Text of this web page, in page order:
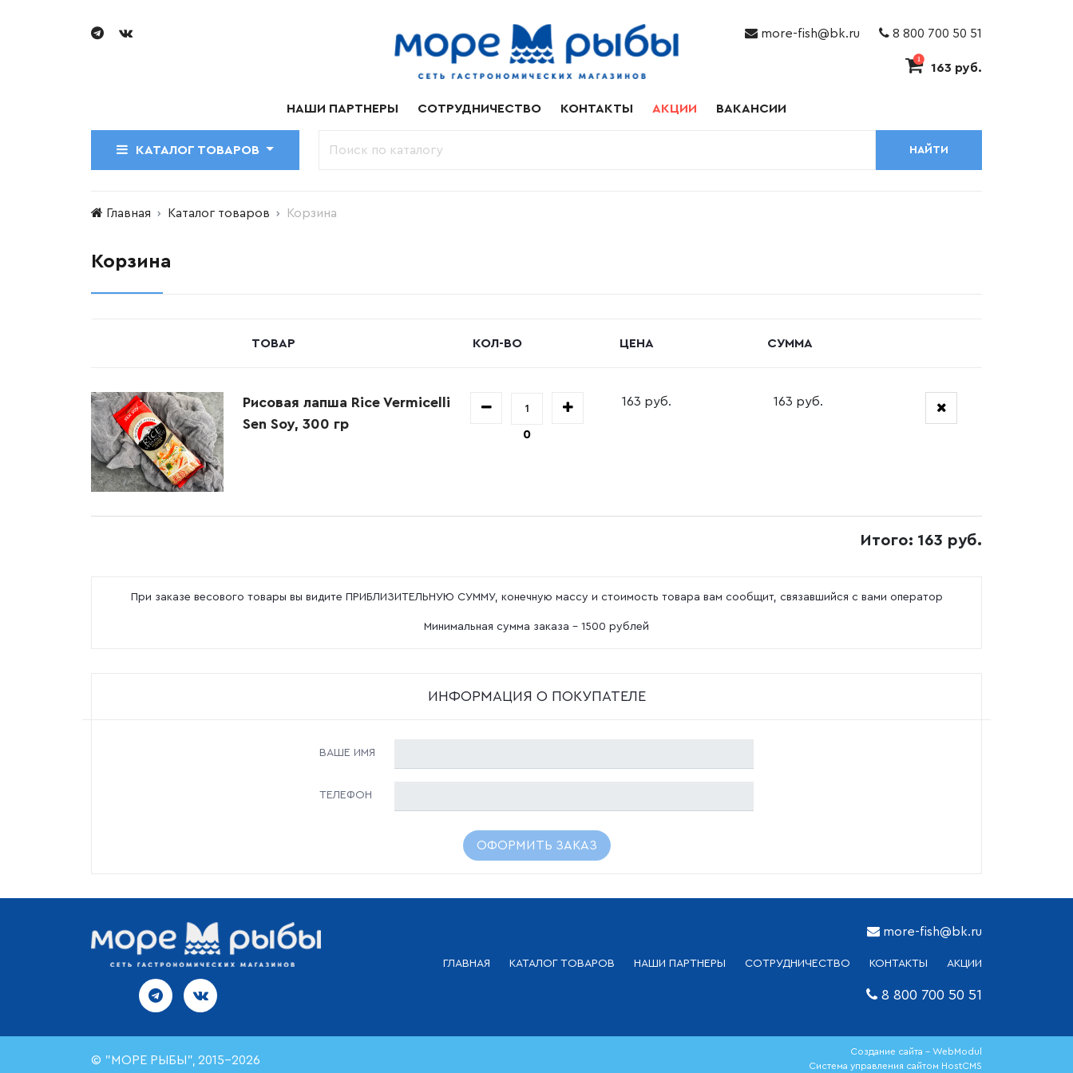
more-fish@bk.ru 8 800 700 50 51
1
163 руб.
НАШИ ПАРТНЕРЫ СОТРУДНИЧЕСТВО КОНТАКТЫ АКЦИИ ВАКАНСИИ
КАТАЛОГ ТОВАРОВ НАЙТИ
Главная Каталог товаров Корзина
Корзина
ТОВАР КОЛ-ВО ЦЕНА СУММА
Рисовая лапша Rice Vermicelli
Sen Soy, 300 гр
0
163 руб. 163 руб.
Итого: 163 руб.
При заказе весового товары вы видите ПРИБЛИЗИТЕЛЬНУЮ СУММУ, конечную массу и стоимость товара вам сообщит, связавшийся с вами оператор
Минимальная сумма заказа - 1500 рублей
ИНФОРМАЦИЯ О ПОКУПАТЕЛЕ
ВАШЕ ИМЯ
ТЕЛЕФОН
ОФОРМИТЬ ЗАКАЗ
more-fish@bk.ru
ГЛАВНАЯ КАТАЛОГ ТОВАРОВ НАШИ ПАРТНЕРЫ СОТРУДНИЧЕСТВО КОНТАКТЫ АКЦИИ
8 800 700 50 51
© "МОРЕ РЫБЫ", 2015-2026
Создание сайта - WebModul
Система управления сайтом HostCMS